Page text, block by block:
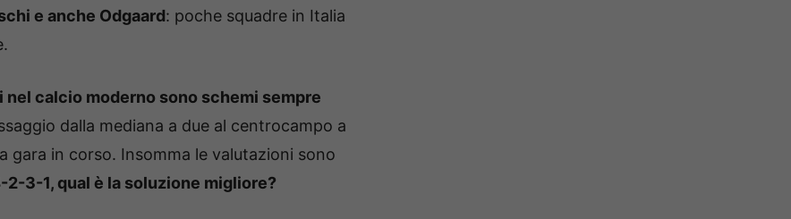
e anche Odgaard: poche squadre in Italia
nel calcio moderno sono schemi sempre
dalla mediana a due al centrocampo a
gara in corso. Insomma le valutazioni sono
3-1, qual è la soluzione migliore?